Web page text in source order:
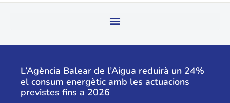
L’Agència Balear de l’Aigua reduirà un 24%
el consum energètic amb les actuacions
previstes fins a 2026